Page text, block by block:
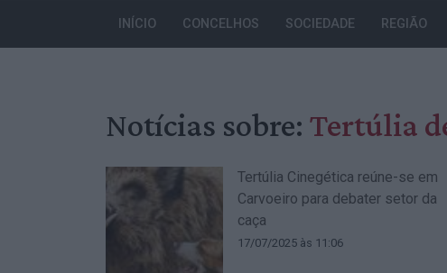
INÍCIO CONCELHOS SOCIEDADE REGIÃO
Notícias sobre: Tertúlia
Tertúlia Cinegética reúne-se em
Carvoeiro para debater setor da
caça
17/07/2025 às 11:06